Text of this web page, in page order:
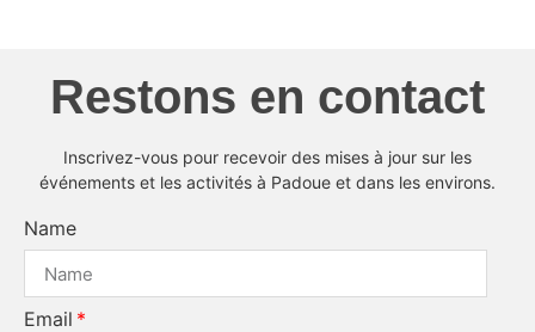
Restons en contact
Inscrivez-vous pour recevoir des mises à jour sur les
événements et les activités à Padoue et dans les environs.
Name
Email